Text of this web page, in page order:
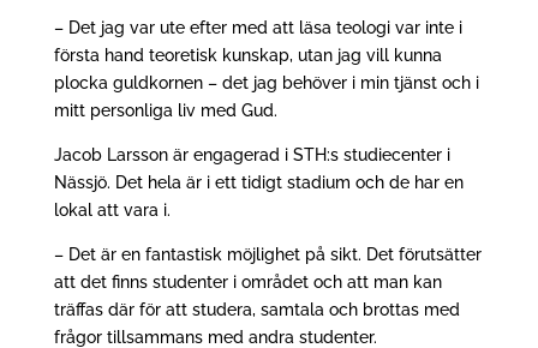
– Det jag var ute efter med att läsa teologi var inte i
första hand teoretisk kunskap, utan jag vill kunna
plocka guldkornen – det jag behöver i min tjänst och i
mitt personliga liv med Gud.
Jacob Larsson är engagerad i STH:s studiecenter i
Nässjö. Det hela är i ett tidigt stadium och de har en
lokal att vara i.
– Det är en fantastisk möjlighet på sikt. Det förutsätter
att det finns studenter i området och att man kan
träffas där för att studera, samtala och brottas med
frågor tillsammans med andra studenter.